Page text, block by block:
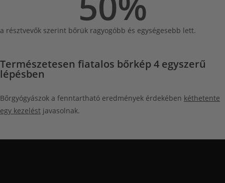
a résztvevők szerint bőrük ragyogóbb és egységesebb lett.
Természetesen fiatalos bőrkép4 egyszerű
lépésben
Bőrgyógyászok a fenntartható eredmények érdekében kéthetente
egy kezelést javasolnak.